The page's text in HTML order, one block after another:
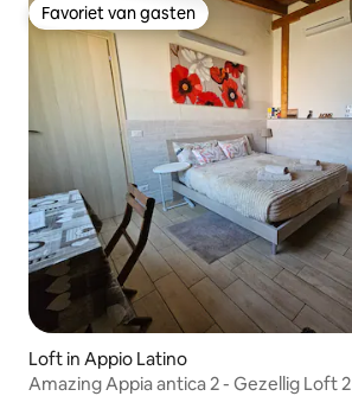
Favoriet van gasten
Favoriet van gasten
Loft in Appio Latino
Amazing Appia antica 2 - Gezellig Loft 2